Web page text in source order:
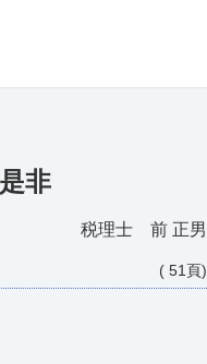
非
税理士 前 正男
( 51頁)